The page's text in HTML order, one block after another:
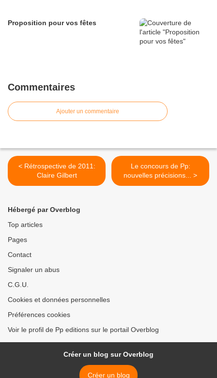
Proposition pour vos fêtes
Commentaires
Ajouter un commentaire
< Rétrospective de 2011:
Claire Gilbert
Le concours de Pp:
nouvelles précisions... >
Hébergé par Overblog
Top articles
Pages
Contact
Signaler un abus
C.G.U.
Cookies et données personnelles
Préférences cookies
Voir le profil de Pp editions sur le portail Overblog
Créer un blog sur Overblog
Créer un blog